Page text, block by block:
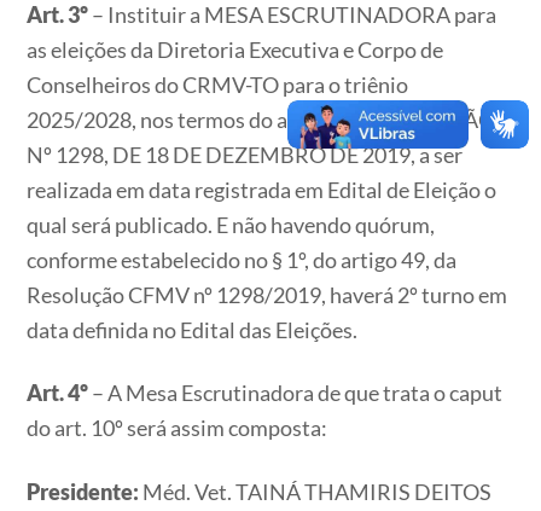
Art. 3º– Instituir a MESA ESCRUTINADORA para
as eleições da Diretoria Executiva e Corpo de
Conselheiros do CRMV-TO para o triênio
2025/2028, nos termos do art. 10 da RESOLUÇÃO
Nº 1298, DE 18 DE DEZEMBRO DE 2019, a ser
realizada em data registrada em Edital de Eleição o
qual será publicado. E não havendo quórum,
conforme estabelecido no § 1º, do artigo 49, da
Resolução CFMV nº 1298/2019, haverá 2º turno em
data definida no Edital das Eleições.
Art. 4º– A Mesa Escrutinadora de que trata o caput
do art. 10º será assim composta:
Presidente: Méd. Vet. TAINÁ THAMIRIS DEITOS